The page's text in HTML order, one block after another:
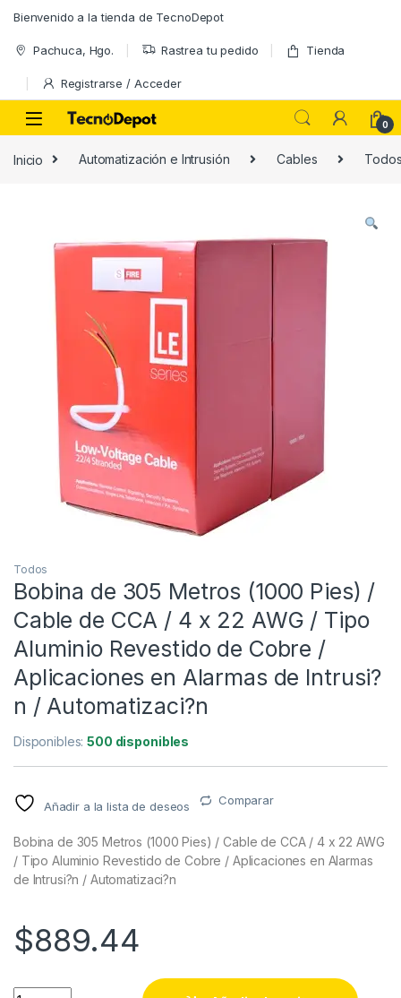
Bienvenido a la tienda de TecnoDepot
Pachuca, Hgo. Rastrea tu pedido Tienda
Registrarse / Acceder
0
Inicio Automatización e Intrusión Cables
Todos
Bobina de 305 Metros (1000 Pies) /
Cable de CCA / 4 x 22 AWG / Tipo
Aluminio Revestido de Cobre /
Aplicaciones en Alarmas de Intrusi?
n / Automatizaci?n
Disponibles:500 disponibles
Añadir a la lista de deseos Comparar
Bobina de 305 Metros (1000 Pies) / Cable de CCA / 4 x 22 AWG
/ Tipo Aluminio Revestido de Cobre / Aplicaciones en Alarmas
de Intrusi?n / Automatizaci?n
$889.44
Bobina de 305 Metros (1000 Pies) / Cable de CCA / 4 x 22